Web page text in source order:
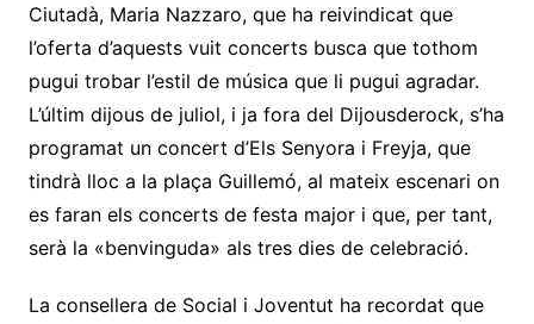
Ciutadà, Maria Nazzaro, que ha reivindicat que
l’oferta d’aquests vuit concerts busca que tothom
pugui trobar l’estil de música que li pugui agradar.
L’últim dijous de juliol, i ja fora del Dijousderock, s’ha
programat un concert d’Els Senyora i Freyja, que
tindrà lloc a la plaça Guillemó, al mateix escenari on
es faran els concerts de festa major i que, per tant,
serà la «benvinguda» als tres dies de celebració.
La consellera de Social i Joventut ha recordat que